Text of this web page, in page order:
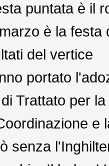
puntata è il
è la festa
del vertice
portato
Trattato per la
e
senza